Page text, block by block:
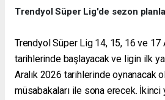
Trendyol Süper Lig'de sezon
Trendyol Süper Lig 14, 15, 16 ve
tarihlerinde başlayacak ve ligin ilk
Aralık 2026 tarihlerinde oynanacak
müsabakaları ile sona erecek. İkinci